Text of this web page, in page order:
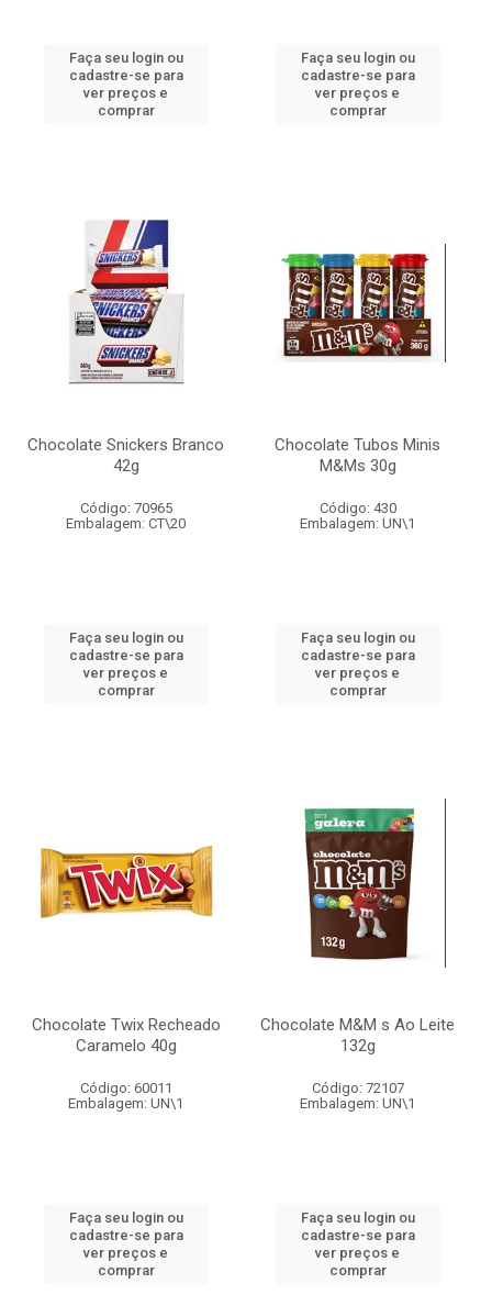
Faça seu login ou
cadastre-se para
ver preços e
comprar
Faça seu login ou
cadastre-se para
ver preços e
comprar
Chocolate Snickers Branco
42g
Código: 70965
Embalagem: CT\20
Faça seu login ou
cadastre-se para
ver preços e
comprar
Chocolate Tubos Minis
M&Ms 30g
Código: 430
Embalagem: UN\1
Faça seu login ou
cadastre-se para
ver preços e
comprar
Chocolate Twix Recheado
Caramelo 40g
Código: 60011
Embalagem: UN\1
Faça seu login ou
cadastre-se para
ver preços e
comprar
Chocolate M&M s Ao Leite
132g
Código: 72107
Embalagem: UN\1
Faça seu login ou
cadastre-se para
ver preços e
comprar